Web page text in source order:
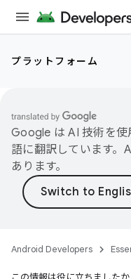
プラットフォーム
Google は AI 技術を使
語に翻訳しています。
あります。
Android Developers